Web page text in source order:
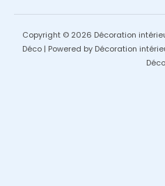
Copyright © 2026 Décoration
Déco | Powered by Décoration
Déco